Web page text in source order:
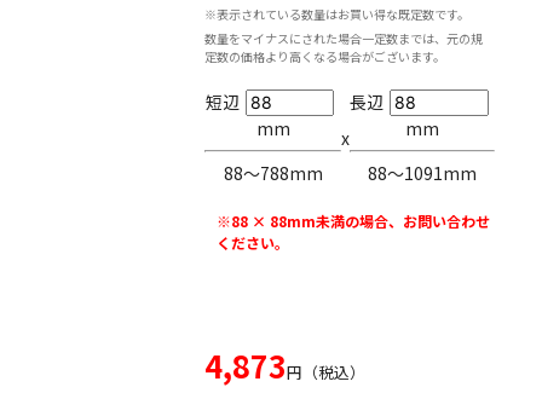
※表示されている数量はお買い得な既定数です。
数量をマイナスにされた場合一定数までは、元の規
定数の価格より高くなる場合がございます。
短辺
mm
88〜788mm
x
長辺
mm
88〜1091mm
※88 × 88mm未満の場合、お問い合わせ
ください。
4,873円（税込）